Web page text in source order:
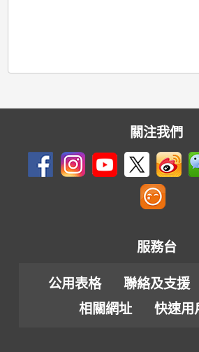
關注我們
服務台
公用表格 聯絡及支援
相關網址
快速用